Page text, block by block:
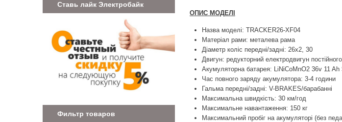
Ставь лайк Электробайк
Фильтр товаров
ОПИС МОДЕЛІ
Назва моделі: TRACKER26-XF04
Матеріал рами: металева рама
Діаметр коліс передні/задні: 26х2, 30
Двигун: редукторний електродвигун
Акумуляторна батарея: LiNiCoMnO2 36v 11 Ah
Час повного заряду акумулятора: 3-4 години
Гальма передні/задні: V-BRAKES/барабанні
Максимальна швидкість: 30 км/год
Максимальне навантаження: 150 кг
Максимальний пробіг на акумуляторі (без